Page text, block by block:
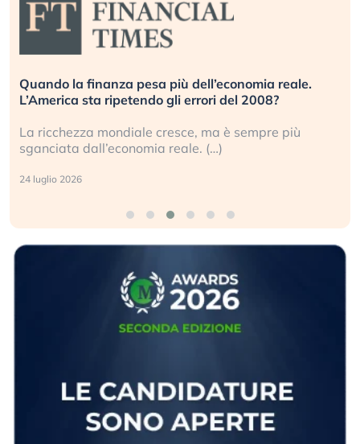
Quando la finanza pesa più dell’economia reale.
L’America sta ripetendo gli errori del 2008?
La ricchezza mondiale cresce, ma è sempre più
sganciata dall’economia reale. (…)
24 luglio 2026